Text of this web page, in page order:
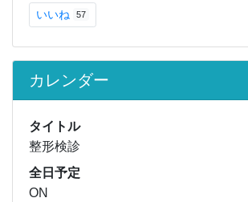
カレンダー
タイトル
整形検診
全日予定
ON
いいね 57